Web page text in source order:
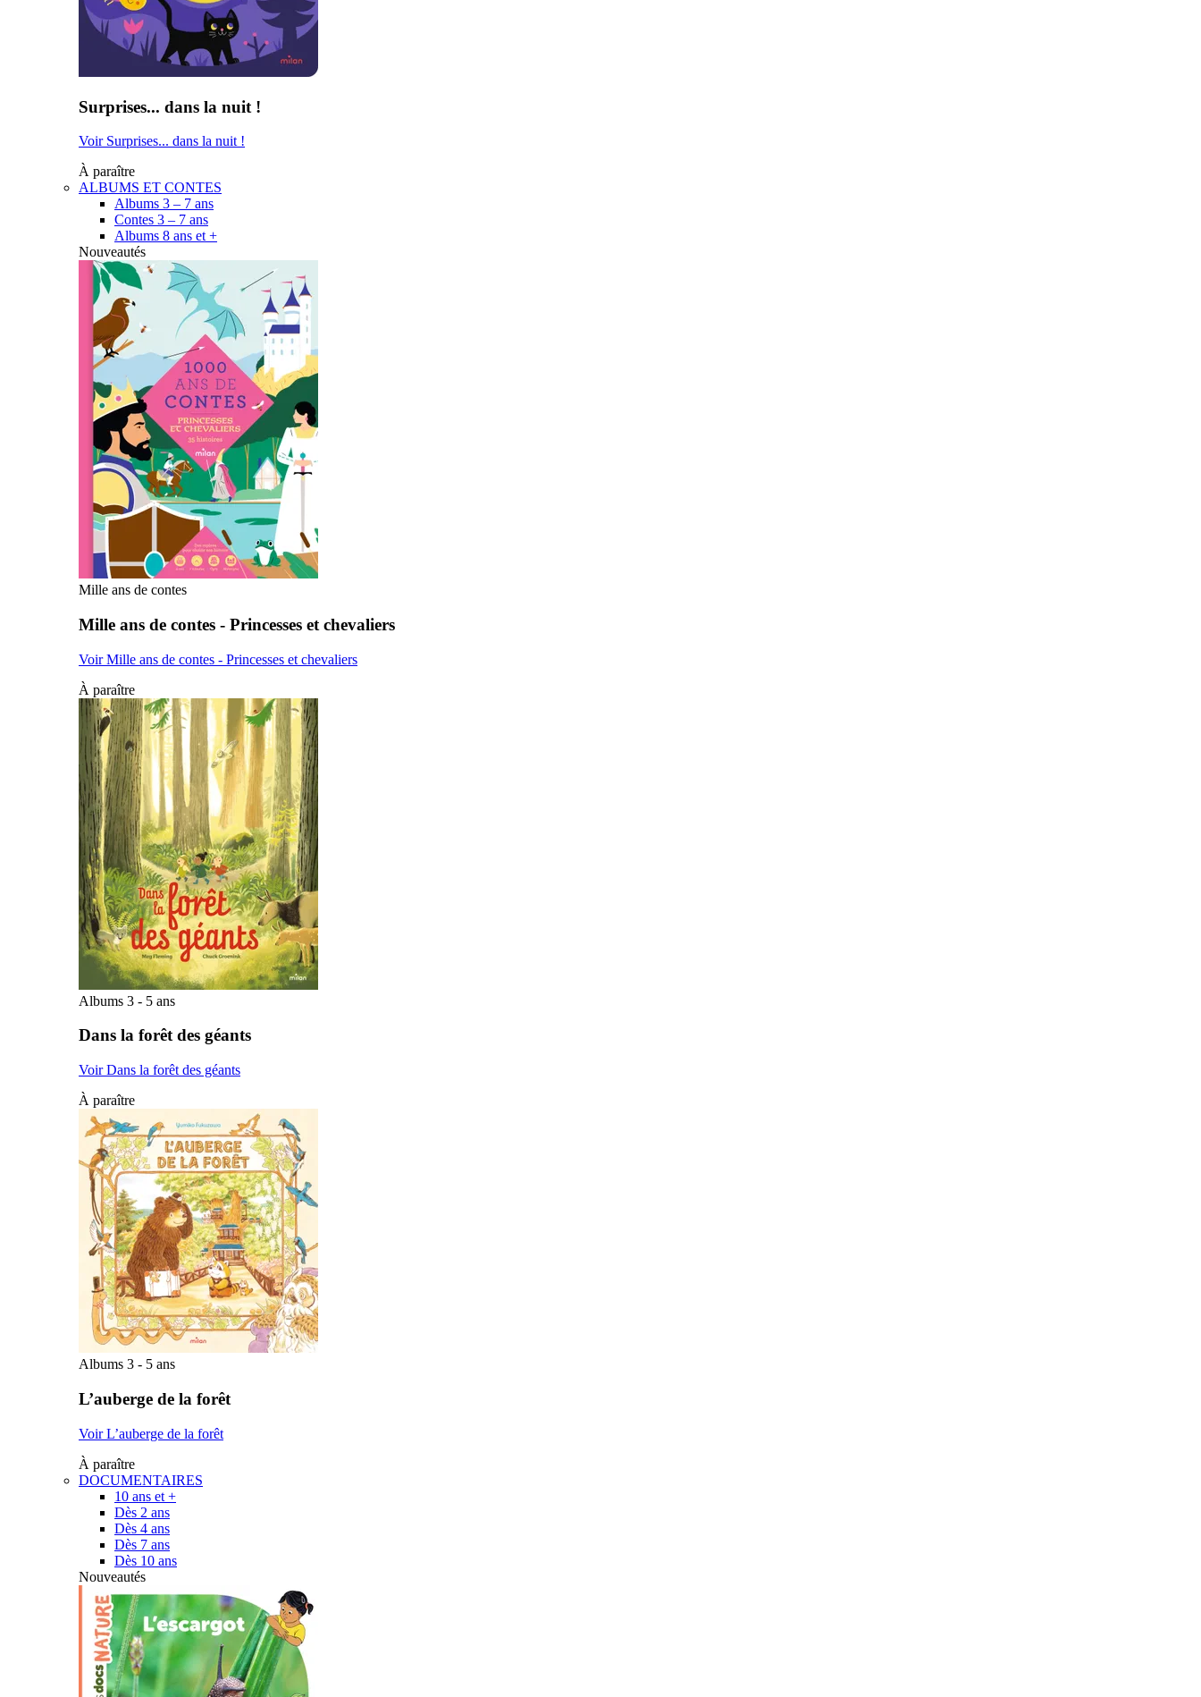
Surprises... dans la nuit !
Voir Surprises... dans la nuit !
À paraître
ALBUMS ET CONTES
Albums 3 – 7 ans
Contes 3 – 7 ans
Albums 8 ans et +
Nouveautés
Mille ans de contes
Mille ans de contes - Princesses et chevaliers
Voir Mille ans de contes - Princesses et chevaliers
À paraître
Albums 3 - 5 ans
Dans la forêt des géants
Voir Dans la forêt des géants
À paraître
Albums 3 - 5 ans
L’auberge de la forêt
Voir L’auberge de la forêt
À paraître
DOCUMENTAIRES
10 ans et +
Dès 2 ans
Dès 4 ans
Dès 7 ans
Dès 10 ans
Nouveautés